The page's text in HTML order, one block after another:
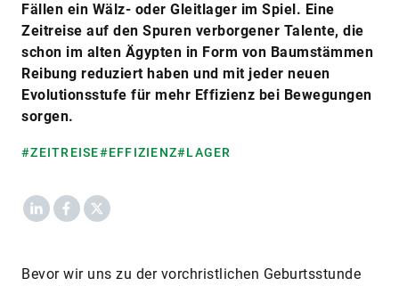
Fällen ein Wälz- oder Gleitlager im Spiel. Eine
Zeitreise auf den Spuren verborgener Talente, die
schon im alten Ägypten in Form von Baumstämmen
Reibung reduziert haben und mit jeder neuen
Evolutionsstufe für mehr Effizienz bei Bewegungen
sorgen.
#ZEITREISE#EFFIZIENZ#LAGER
LinkedInFacebook
X
Bevor wir uns zu der vorchristlichen Geburtsstunde